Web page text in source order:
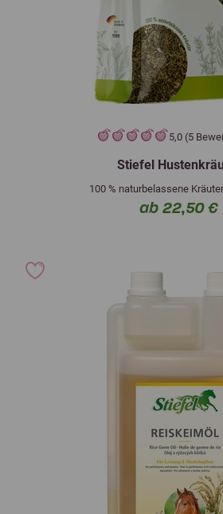
5,0 (5
Stiefel
100 % naturbelassene
ab 22,50 €